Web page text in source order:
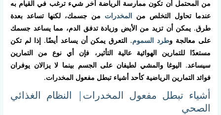
من المحتمل أن تكون ممارسة الرياضة آخر شيء ترغب في القيام به
عندما تحاول التخلص من المخدرات من جسمك، لكنها تساعد بعدة
طرق. يمكن أن تزيد من الأيض وزيادة تدفق الدم، مما يساعد جسمك
على معالجة وطرد السموم. التعرق يمكن أن يساعد أيضًا. إذا لم تكن
مستعدًا للتمارين الهوائية عالية التأثير، فإن أي نوع من التمارين
سيساعد. اليوغا والمشي لطيفان على الجسم بينما لا يزالان يوفران
فوائد التمارين الرياضية كأحد أشياء تبطل مفعول المخدرات.
أشياء تبطل مفعول المخدرات| النظام الغذائي
الصحي